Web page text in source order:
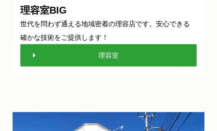
理容室BIG
世代を問わず通える地域密着の理容店です。安心できる
確かな技術をご提供します！
理容室